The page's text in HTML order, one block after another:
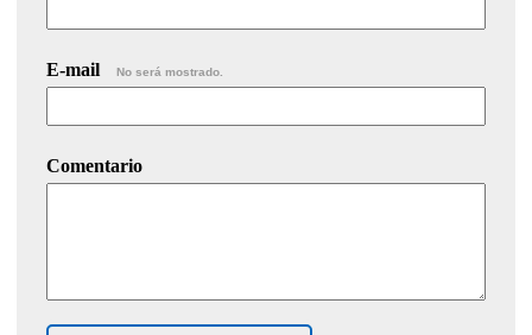
E-mail No será mostrado.
Comentario